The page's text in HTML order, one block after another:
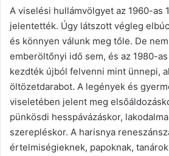
A viselési hullámvölgyet az 1960-as
jelentették. Úgy látszott végleg
és könnyen válunk meg tőle. De
emberöltőnyi idő sem, és az 1980-
kezdték újból felvenni mint ünnepi,
öltözetdarabot. A legények és
viseletében jelent meg
pünkösdi hesspávázáskor,
szerepléskor. A harisnya
értelmiségieknek, papoknak,